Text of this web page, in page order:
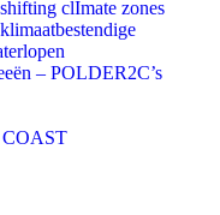
clImate zones
– POLDER2C’s